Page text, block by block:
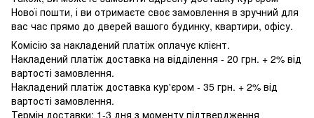
Нової пошти, і ви отримаєте своє замовлення в зручний для
вас час прямо до дверей вашого будинку, квартири, офісу.
Комісію за накладений платіж оплачує клієнт.
Накладений платіж доставка на відділення - 20 грн. + 2% від
вартості замовлення.
Накладений платіж доставка кур'єром - 35 грн. + 2% від
вартості замовлення.
Термін доставки: 1-3 дня з моменту підтвердження